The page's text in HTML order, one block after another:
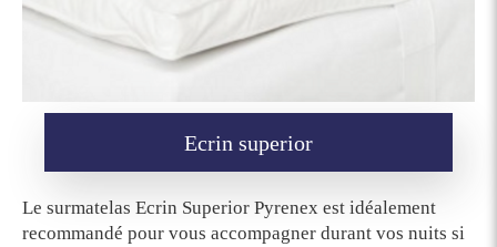
Ecrin superior
Le surmatelas Ecrin Superior Pyrenex est idéalement
recommandé pour vous accompagner durant vos nuits si